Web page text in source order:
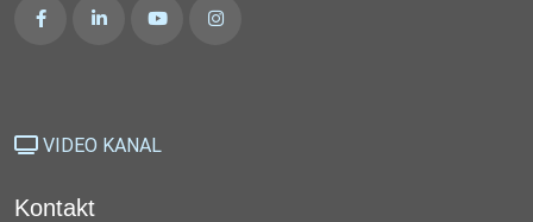
VIDEO KANAL
Kontakt